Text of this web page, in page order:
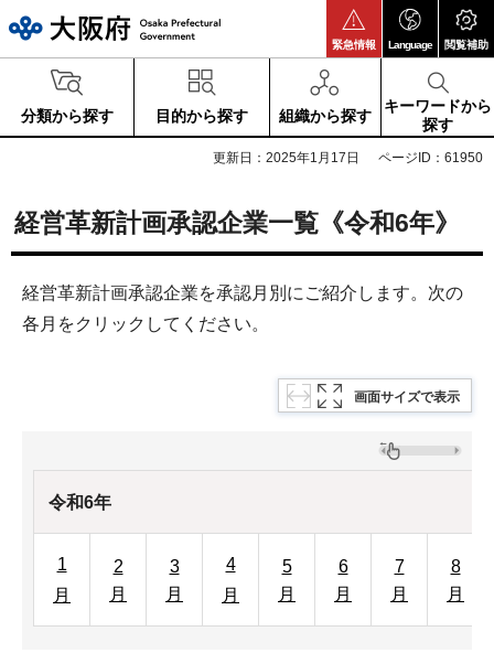
緊急情報 Language 閲覧補助
分類から探す 目的から探す 組織から探す
キーワードから
探す
更新日：2025年1月17日 ページID：61950
経営革新計画承認企業一覧《令和6年》
経営革新計画承認企業を承認月別にご紹介します。次の
各月をクリックしてください。
画面サイズで表示
令和6年
1
月
2
月
3
月
4
月
5
月
6
月
7
月
8
月